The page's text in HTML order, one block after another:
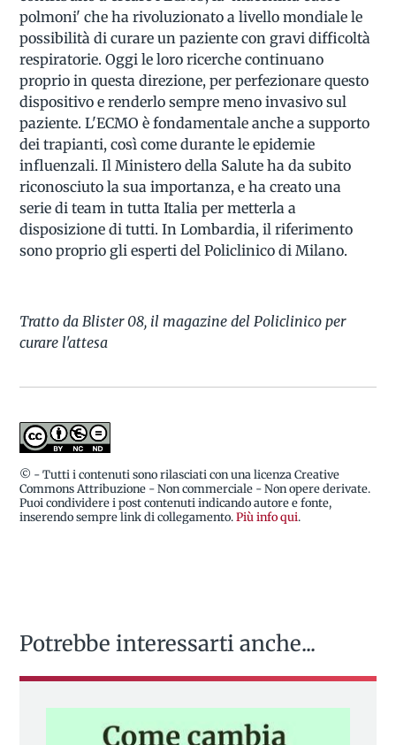
polmoni' che ha rivoluzionato a livello mondiale le
possibilità di curare un paziente con gravi difficoltà
respiratorie. Oggi le loro ricerche continuano
proprio in questa direzione, per perfezionare questo
dispositivo e renderlo sempre meno invasivo sul
paziente. L'ECMO è fondamentale anche a supporto
dei trapianti, così come durante le epidemie
influenzali. Il Ministero della Salute ha da subito
riconosciuto la sua importanza, e ha creato una
serie di team in tutta Italia per metterla a
disposizione di tutti. In Lombardia, il riferimento
sono proprio gli esperti del Policlinico di Milano.
Tratto da Blister 08, il magazine del Policlinico per
curare l'attesa
© - Tutti i contenuti sono rilasciati con una licenza Creative
Commons Attribuzione - Non commerciale - Non opere derivate.
Puoi condividere i post contenuti indicando autore e fonte,
inserendo sempre link di collegamento.Più info qui.
Potrebbe interessarti anche...